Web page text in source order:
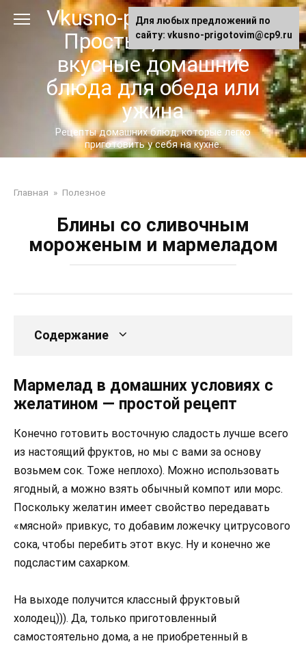
Vkusno-prigotovim.ru -
Простые, сытные,
вкусные домашние
блюда для обеда или
ужина
Рецепты домашних блюд, которые легко
приготовить у себя на кухне.
Главная » Полезное
Блины со сливочным
мороженым и мармеладом
Содержание
Мармелад в домашних условиях с
желатином — простой рецепт
Конечно готовить восточную сладость лучше всего
из настоящий фруктов, но мы с вами за основу
возьмем сок. Тоже неплохо). Можно использовать
ягодный, а можно взять обычный компот или морс.
Поскольку желатин имеет свойство передавать
«мясной» привкус, то добавим ложечку цитрусового
сока, чтобы перебить этот вкус. Ну и конечно же
подсластим сахарком.
На выходе получится классный фруктовый
холодец))). Да, только приготовленный
самостоятельно дома, а не приобретенный в
Для любых предложений по
сайту: vkusno-prigotovim@cp9.ru